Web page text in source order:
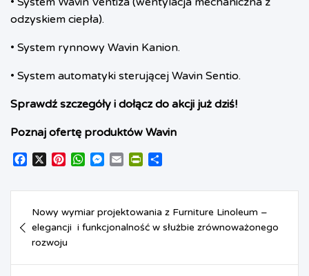
odzyskiem ciepła).
• System rynnowy Wavin Kanion.
• System automatyki sterującej Wavin Sentio.
Sprawdź szczegóły i dołącz do akcji już dziś!
Poznaj ofertę produktów Wavin
b
o
o
X
e
r
e
W
s
A
M
e
n
l
t
F
e
wpisu
Nowy wymiar projektowania z Furniture Linoleum –
elegancji i funkcjonalność w służbie zrównoważonego
rozwoju